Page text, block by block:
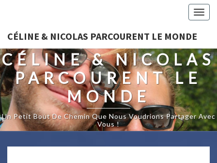
CÉLINE & NICOLAS PARCOURENT LE MONDE
CÉLINE & NICOLAS
PARCOURENT LE
MONDE
Un Petit Bout De Chemin Que Nous Voudrions Partager Avec
Vous !